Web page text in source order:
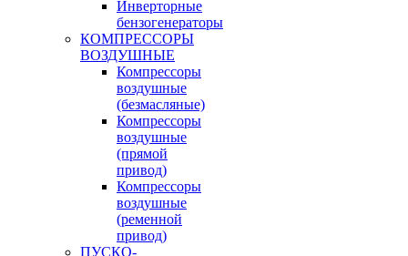
Инверторные
бензогенераторы
КОМПРЕССОРЫ
ВОЗДУШНЫЕ
Компрессоры
воздушные
(безмасляные)
Компрессоры
воздушные
(прямой
привод)
Компрессоры
воздушные
(ременной
привод)
ПУСКО-